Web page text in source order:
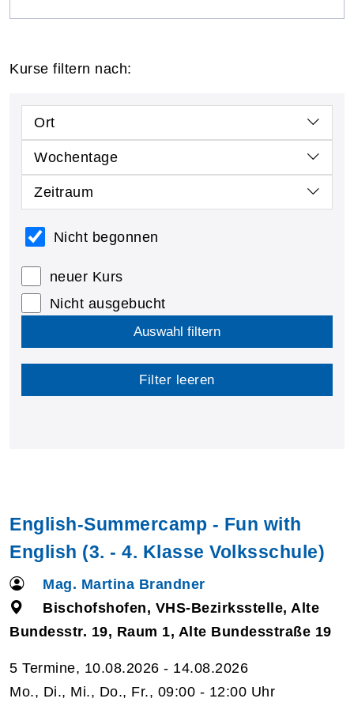
Kurse filtern nach:
Ort
Wochentage
Zeitraum
Nicht begonnen
neuer Kurs
Nicht ausgebucht
Auswahl filtern
Filter leeren
English-Summercamp - Fun with
English (3. - 4. Klasse Volksschule)
Mag. Martina Brandner
Bischofshofen, VHS-Bezirksstelle, Alte
Bundesstr. 19, Raum 1, Alte Bundesstraße 19
5 Termine, 10.08.2026 - 14.08.2026
Mo., Di., Mi., Do., Fr., 09:00 - 12:00 Uhr